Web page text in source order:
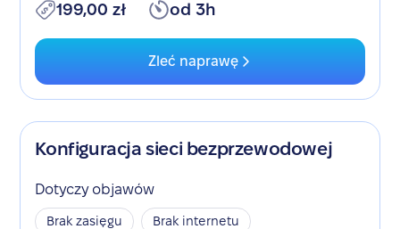
199,00 zł od 3h
Zleć naprawę
Konfiguracja sieci bezprzewodowej
Dotyczy objawów
Brak zasięgu
Brak internetu